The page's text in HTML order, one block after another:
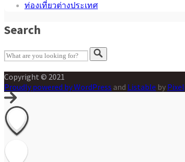
ท่องเที่ยวต่างประเทศ
Search
Copyright © 2021
Proudly powered by WordPress and Listable by